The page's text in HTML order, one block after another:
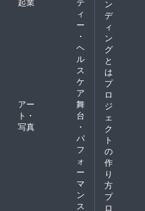
ィ
ー
・
ヘ
ル
ス
ケ
ア
アー
ト・
写真
舞
台
・
パ
フ
ォ
ー
マ
ン
ス
ン
デ
ィ
ン
グ
と
は
プ
ロ
ジ
ェ
ク
ト
の
作
り
方
プ
ロ